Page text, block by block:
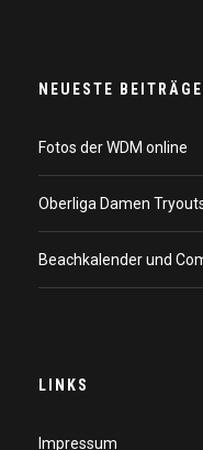
NEUESTE BEITRÄGE
Fotos der WDM online
Oberliga Damen
Beachkalender und
LINKS
Impressum